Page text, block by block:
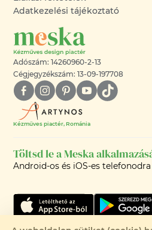
Adatkezelési tájékoztató
Adószám: 14260960-2-13
Cégjegyzékszám: 13-09-197708
Kézműves piactér, Románia
Töltsd le a Meska
Android-os és iOS-es telefonodra